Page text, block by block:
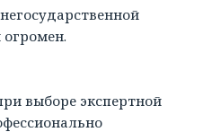
огромен.
выборе экспертной